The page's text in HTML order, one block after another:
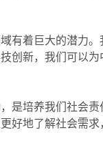
有着巨大的潜力
创新，我们可以
是培养我们社会
好地了解社会需